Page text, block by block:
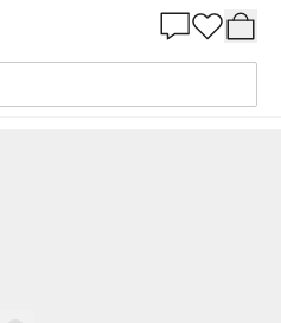
Beställ utifrån NCS 1020-G40Y